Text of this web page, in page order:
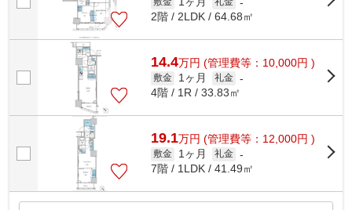
2階 / 2LDK / 64.68㎡
14.4万円 (管理費等：10,000円 )
敷金 1ヶ月 礼金 -
4階 / 1R / 33.83㎡
19.1万円 (管理費等：12,000円 )
敷金 1ヶ月 礼金 -
7階 / 1LDK / 41.49㎡